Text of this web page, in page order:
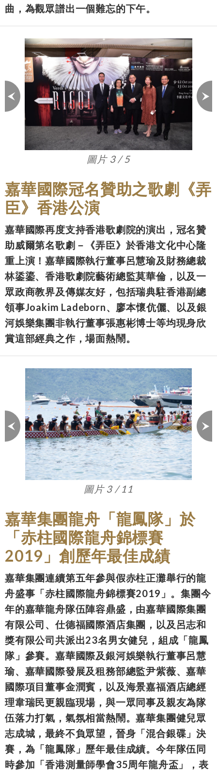
曲，為觀眾譜出一個難忘的下午。
圖片 3 / 5
嘉華國際冠名贊助之歌劇《弄
臣》香港公演
嘉華國際再度支持香港歌劇院的演出，冠名贊
助威爾第名歌劇－《弄臣》於香港文化中心隆
重上演！嘉華國際執行董事呂慧瑜及財務總裁
林鋈鎏、香港歌劇院藝術總監莫華倫，以及一
眾政商教界及傳媒友好，包括瑞典駐香港副總
領事Joakim Ladeborn、廖本懷伉儷、以及銀
河娛樂集團非執行董事張惠彬博士等均現身欣
賞這部經典之作，場面熱鬧。
圖片 3 / 11
嘉華集團龍舟「龍鳳隊」於
「赤柱國際龍舟錦標賽
2019」創歷年最佳成績
嘉華集團連續第五年參與假赤柱正灘舉行的龍
舟盛事「赤柱國際龍舟錦標賽2019」。集團今
年的嘉華龍舟隊伍陣容鼎盛，由嘉華國際集團
有限公司、仕德福國際酒店集團，以及呂志和
獎有限公司共派出23名男女健兒，組成「龍鳳
隊」參賽。嘉華國際及銀河娛樂執行董事呂慧
瑜、嘉華國際發展及租務部總監尹紫薇、嘉華
國際項目董事金潤賓，以及海景嘉福酒店總經
理韋瑞民更親臨現場，與一眾同事及親友為隊
伍落力打氣，氣氛相當熱鬧。嘉華集團健兒眾
志成城，最終不負眾望，晉身「混合銀碟」決
賽，為「龍鳳隊」歷年最佳成績。今年隊伍同
時參加「香港測量師學會35周年龍舟盃」，表